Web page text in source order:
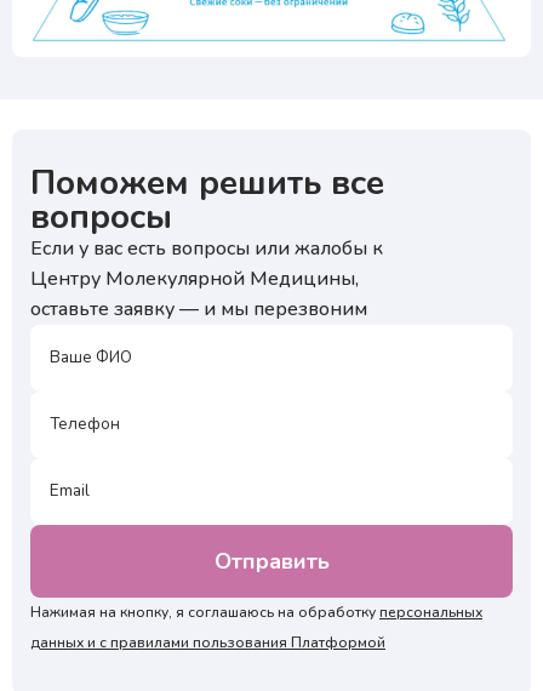
Поможем решить все
вопросы
Если у вас есть вопросы или жалобы к
Центру Молекулярной Медицины,
оставьте заявку — и мы перезвоним
Нажимая на кнопку, я соглашаюсь на обработкуперсональных
данных и с правилами пользования Платформой